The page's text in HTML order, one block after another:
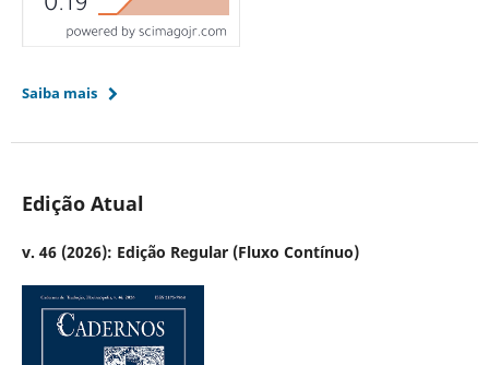
Saiba mais
Edição Atual
v. 46 (2026): Edição Regular (Fluxo Contínuo)